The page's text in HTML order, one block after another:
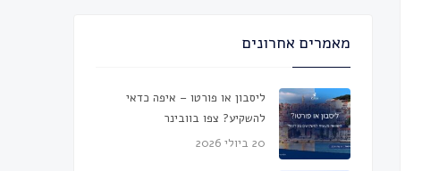
מאמרים אחרונים
ליסבון או פורטו – איפה כדאי
להשקיע? צפו בוובינר
20 ביולי 2026